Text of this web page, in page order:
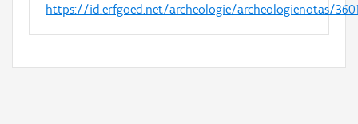
https://id.erfgoed.net/archeologie/archeologienotas/